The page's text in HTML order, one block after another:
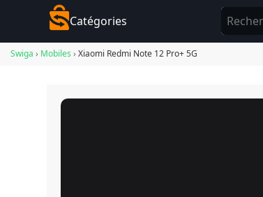
Swiga › Mobiles › Xiaomi Redmi Note 12 Pro+ 5G
Catégories